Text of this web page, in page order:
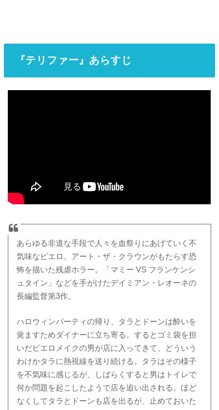
『テリファー』あらすじ
あらゆる非道な手段で人々を血祭りにあげていく不
気味なピエロ、アート・ザ・クラウンがもたらす恐
怖を描いた残虐ホラー。「マミー VS フランケンシ
ュタイン」などを手がけたデイミアン・レオーネの
長編監督第3作。
ハロウィンパーティの帰り、タラとドーンは酔いを
覚ますためダイナーに立ち寄る。するとゴミ袋を担
いだピエロメイクの男が店に入ってきて、どういう
わけかタラに熱視線を送り続ける。タラはその様子
を不気味に感じるが、しばらくすると男はトイレで
何か問題を起こしたようで店を追い出される。ほど
なくしてタラとドーンも店を出るが、止めておいた